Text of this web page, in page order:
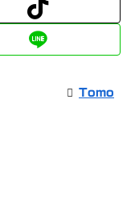
Tomo